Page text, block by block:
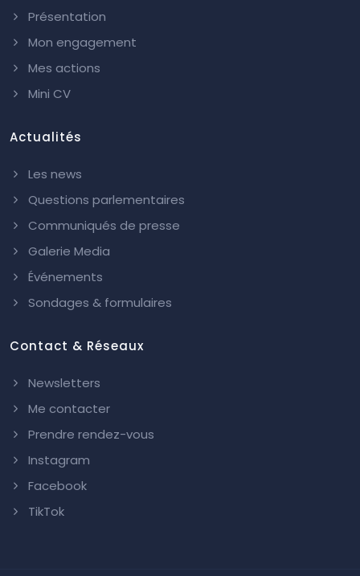
Présentation
Mon engagement
Mes actions
Mini CV
Actualités
Les news
Questions parlementaires
Communiqués de presse
Galerie Media
Événements
Sondages & formulaires
Contact & Réseaux
Newsletters
Me contacter
Prendre rendez-vous
Instagram
Facebook
TikTok